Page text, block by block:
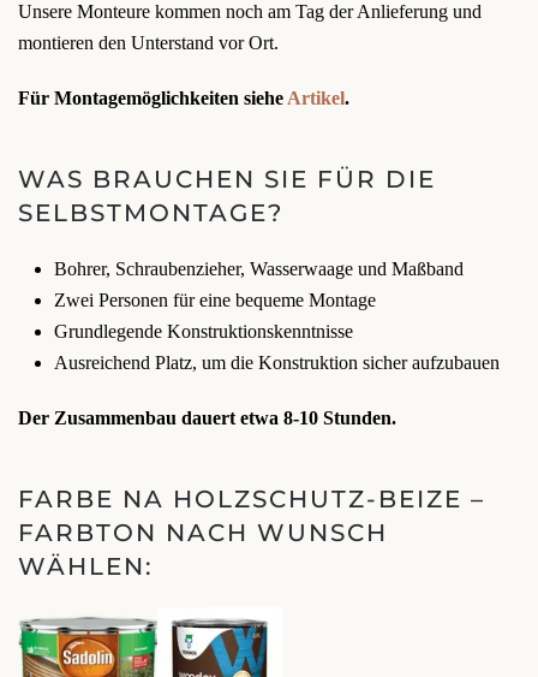
Unsere Monteure kommen noch am Tag der Anlieferung und
montieren den Unterstand vor Ort.
Für Montagemöglichkeiten siehe Artikel.
WAS BRAUCHEN SIE FÜR DIE
SELBSTMONTAGE?
Bohrer, Schraubenzieher, Wasserwaage und Maßband
Zwei Personen für eine bequeme Montage
Grundlegende Konstruktionskenntnisse
Ausreichend Platz, um die Konstruktion sicher aufzubauen
Der Zusammenbau dauert etwa 8-10 Stunden.
FARBE NA HOLZSCHUTZ-BEIZE –
FARBTON NACH WUNSCH
WÄHLEN: